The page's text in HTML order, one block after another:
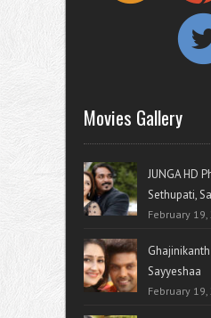
Movies Gallery
JUNGA HD
Sethupati,
February 19,
Sayyeshaa
February 19,